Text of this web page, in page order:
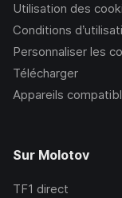
Utilisation des
Conditions
Personnaliser les
Télécharger
Appareils
Sur Molotov
TF1 direct